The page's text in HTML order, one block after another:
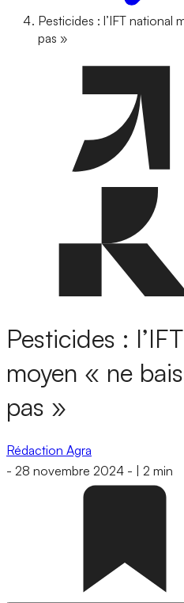
Pesticides : l’IFT national
pas »
Pesticides :
moyen « ne
pas »
Rédaction Agra
- 28 novembre 2024 - 2 min